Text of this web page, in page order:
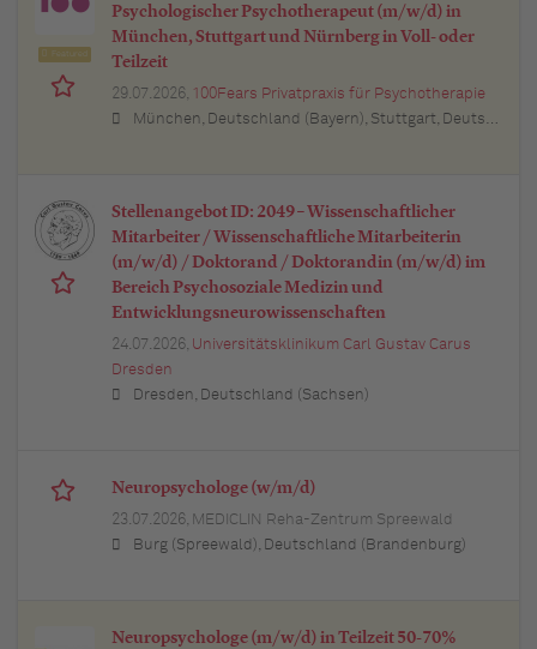
Psychologischer Psychotherapeut (m/w/d) in
München, Stuttgart und Nürnberg in Voll- oder
Teilzeit
29.07.2026, 100Fears Privatpraxis für Psychotherapie
München, Deutschland (Bayern), Stuttgart, Deutschland (Baden-Württemberg), Nürnberg, Deutschland (Bayern), Esslingen am Neckar, Deutschland (Baden-Württemberg), Ludwigsburg, Deutschland (Baden-Württemberg), Sindelfingen, Deutschland (Baden-Württemberg), Böblingen, Deutschland (Baden-Württemberg), Waiblingen, Deutschland (Baden-Württemberg), Heilbronn, Deutschland (Baden-Württemberg), Reutlingen, Deutschland (Baden-Württemberg), Tübingen, Deutschland (Baden-Württemberg), Aalen, Deutschland (Baden-Württemberg), Schwäbisch Gmünd, Deutschland (Baden-Württemberg), Karlsruhe, Deutschland (Baden-Württemberg), Mannheim, Deutschland (Baden-Württemberg), Ulm, Deutschland (Baden-Württemberg), Pforzheim, Deutschland (Baden-Württemberg), Offenburg, Deutschland (Baden-Württemberg), Göppingen, Deutschland (Baden-Württemberg), Baden-Baden, Deutschland (Baden-Württemberg), Heidenheim an der Brenz, Deutschland (Baden-Württemberg), Ingolstadt, Deutschland (Bayern), Erlangen, Deutschland (Bayern), Regensburg, Deutschland (Bayern), Bamberg, Deutschland (Bayern), Bayreuth, Deutschland (Bayern)
Stellenangebot ID: 2049 – Wissenschaftlicher
Mitarbeiter / Wissenschaftliche Mitarbeiterin
(m/w/d) / Doktorand / Doktorandin (m/w/d) im
Bereich Psychosoziale Medizin und
Entwicklungsneurowissenschaften
24.07.2026, Universitätsklinikum Carl Gustav Carus
Dresden
Dresden, Deutschland (Sachsen)
Neuropsychologe (w/m/d)
23.07.2026, MEDICLIN Reha-Zentrum Spreewald
Burg (Spreewald), Deutschland (Brandenburg)
Neuropsychologe (m/w/d) in Teilzeit 50-70%